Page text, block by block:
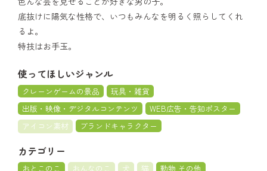
底抜けに陽気な性格で、いつもみんなを明るく照らしてくれ
るよ。
特技はお手玉。
使ってほしいジャンル
クレーンゲームの景品
玩具・雑貨
出版・映像・デジタルコンテンツ
WEB広告・告知ポスター
アイコン素材
ブランドキャラクター
カテゴリー
おとこのこ おんなのこ 犬 猫
動物 その他